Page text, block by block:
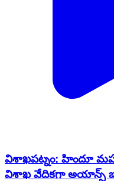
విశాఖపట్నం: హిందూ
విశాఖ వేదికగా అయాన్స్